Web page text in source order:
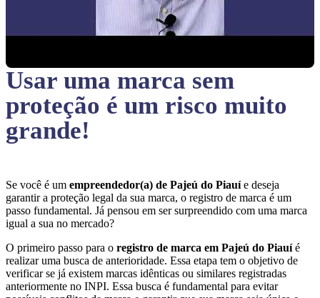
Usar uma marca sem
proteção é um risco muito
grande!
Se você é um empreendedor(a) de Pajeú do Piauíe deseja
garantir a proteção legal da sua marca, o registro de marca é um
passo fundamental. Já pensou em ser surpreendido com uma marca
igual a sua no mercado?
O primeiro passo para o registro de marca em Pajeú do Piauíé
realizar uma busca de anterioridade. Essa etapa tem o objetivo de
verificar se já existem marcas idênticas ou similares registradas
anteriormente no INPI. Essa busca é fundamental para evitar